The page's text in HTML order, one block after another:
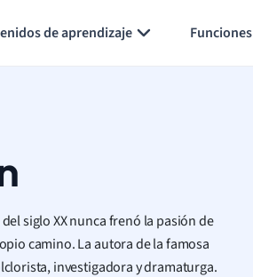
de aprendizaje Funciones
siglo XX nunca frenó la pasión de
camino. La autora de la famosa
investigadora y dramaturga.